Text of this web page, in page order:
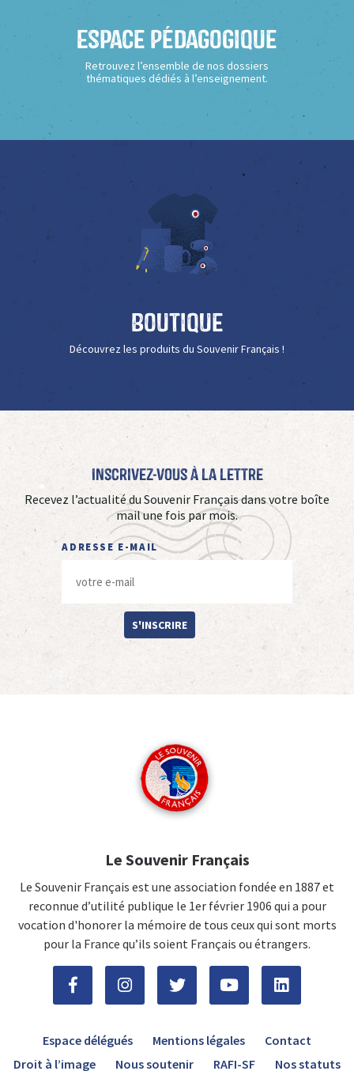
Espace Pédagogique
Retrouvez l’ensemble de nos dossiers
thématiques dédiés à l’enseignement.
Boutique
Découvrez les produits du Souvenir Français !
Inscrivez-vous à La Lettre
Recevez l’actualité du Souvenir Français dans votre boîte
mail une fois par mois.
ADRESSE E-MAIL
S'INSCRIRE
Le Souvenir Français
Le Souvenir Français est une association fondée en 1887 et
reconnue d’utilité publique le 1er février 1906 qui a pour
vocation d'honorer la mémoire de tous ceux qui sont morts
pour la France qu’ils soient Français ou étrangers.
Espace délégués Mentions légales
Contact
Droit à l’image
Nous soutenir RAFI-SF Nos statuts